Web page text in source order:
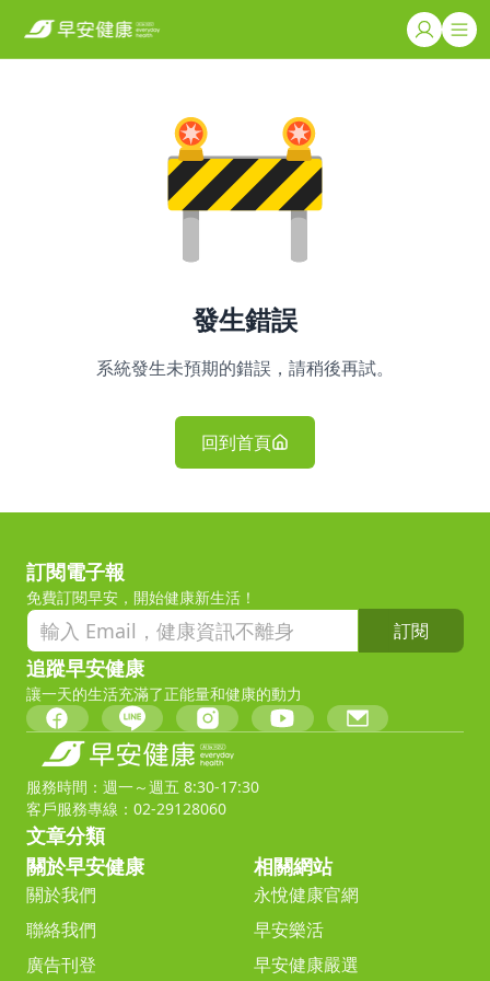
發生錯誤
系統發生未預期的錯誤，請稍後再試。
回到首頁
訂閱電子報
免費訂閱早安，開始健康新生活！
訂閱
追蹤早安健康
讓一天的生活充滿了正能量和健康的動力
服務時間：週一～週五 8:30-17:30
客戶服務專線：02-29128060
文章分類
關於早安健康
關於我們
聯絡我們
廣告刊登
相關網站
永悅健康官網
早安樂活
早安健康嚴選